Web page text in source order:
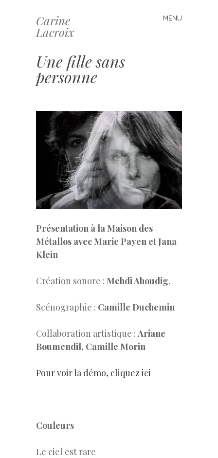
Carine
Lacroix
MENU
Skip
to
Une fille sans
personne
Présentation à la Maison des
Métallos avec Marie Payen et Jana
Klein
Création sonore : Mehdi Ahoudig,
Scénographie : Camille Duchemin
Collaboration artistique : Ariane
Boumendil, Camille Morin
Pour voir la démo, cliquez ici
Couleurs
Le ciel est rare